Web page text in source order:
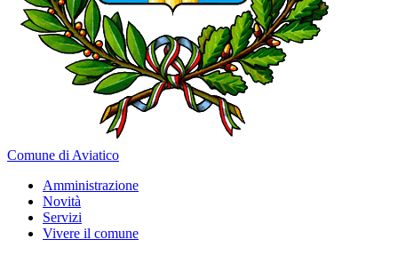
Comune di Aviatico
Amministrazione
Novità
Servizi
Vivere il comune